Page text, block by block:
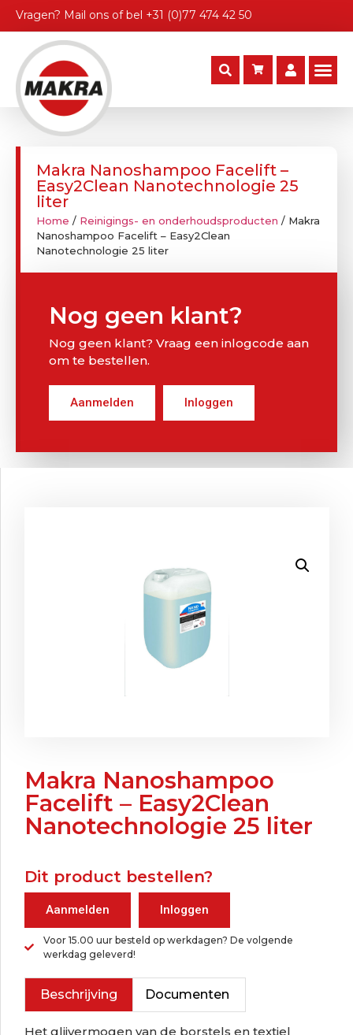
Vragen? Mail ons of bel +31 (0)77 474 42 50
Makra Nanoshampoo Facelift –
Easy2Clean Nanotechnologie 25
liter
Home / Reinigings- en onderhoudsproducten / Makra
Nanoshampoo Facelift – Easy2Clean
Nanotechnologie 25 liter
Nog geen klant?
Nog geen klant? Vraag een inlogcode aan
om te bestellen.
Aanmelden Inloggen
Makra Nanoshampoo
Facelift – Easy2Clean
Nanotechnologie 25 liter
Dit product bestellen?
Aanmelden Inloggen
Voor 15.00 uur besteld op werkdagen? De volgende
werkdag geleverd!
Beschrijving Documenten
Het glijvermogen van de borstels en textiel